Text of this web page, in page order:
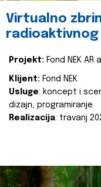
Virtualno
Projekt: Fond NEK AR
Klijent: Fond NEK
Usluge: koncept i
dizajn, programiranje
Realizacija: travanj